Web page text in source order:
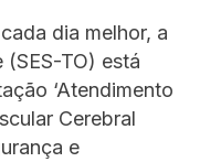
dia melhor, a
(SES-TO) está
‘Atendimento
Cerebral
e